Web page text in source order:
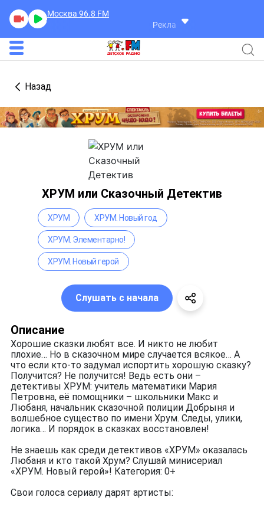
Москва 96.8 FM
Реклама
Назад
ХРУМ или Сказочный Детектив
Описание
Хорошие сказки любят все. И никто не любит
плохие… Но в сказочном мире случается всякое… А
что если кто-то задумал испортить хорошую сказку?
Получится? Не получится! Ведь есть они –
детективы ХРУМ: учитель математики Мария
Петровна, её помощники – школьники Макс и
Любаня, начальник сказочной полиции Добрыня и
волшебное существо по имени Хрум. Следы, улики,
логика… И порядок в сказках восстановлен!
Не знаешь как среди детективов «ХРУМ» оказалась
Любаня и кто такой Хрум? Слушай минисериал
«ХРУМ. Новый герой»! Категория: 0+
Свои голоса сериалу дарят артисты:
ХРУМ ХРУМ. Новый год
ХРУМ. Элементарно!
ХРУМ. Новый герой
Слушать с начала